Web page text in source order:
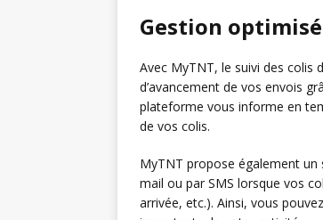
Gestion
Avec MyTNT, le suivi des colis
d’avancement de vos envois
plateforme vous informe en
de vos colis.
MyTNT propose également un
mail ou par SMS lorsque vos
arrivée, etc.). Ainsi, vous